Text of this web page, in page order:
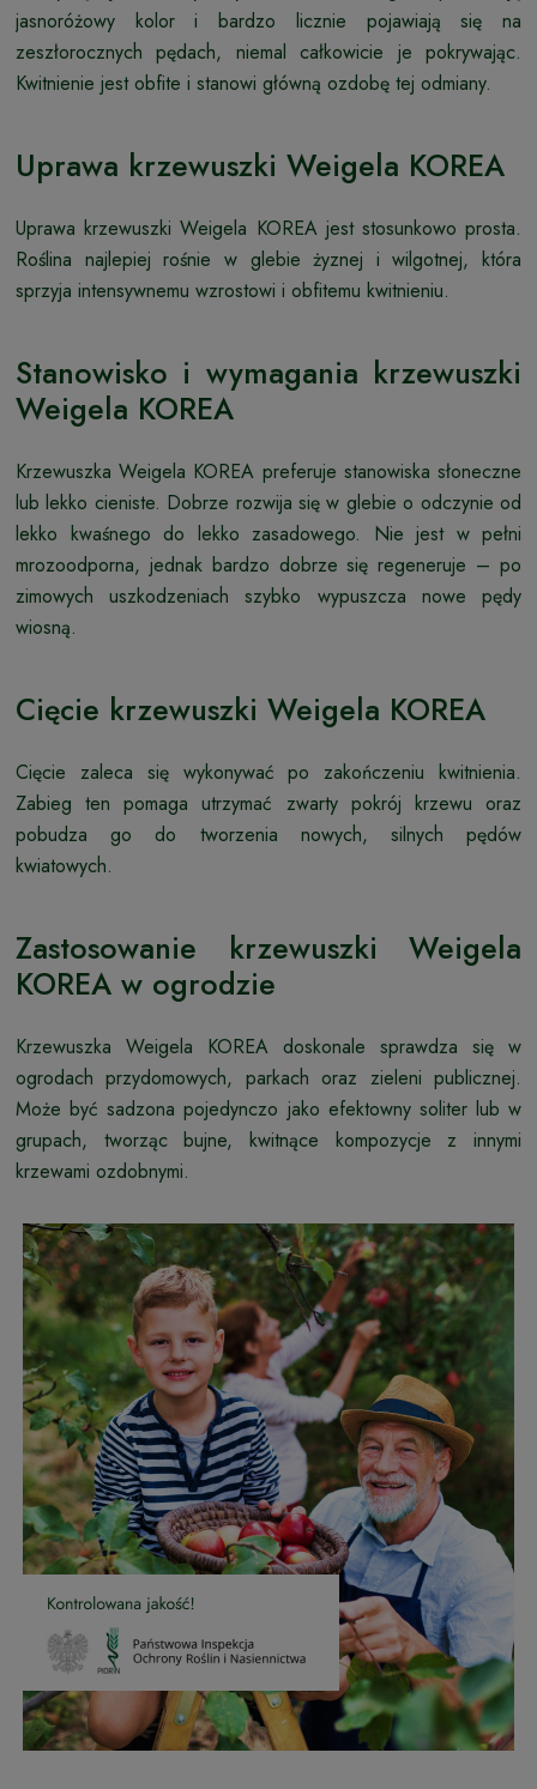
jasnoróżowy kolor i bardzo licznie pojawiają się na
zeszłorocznych pędach, niemal całkowicie je pokrywając.
Kwitnienie jest obfite i stanowi główną ozdobę tej odmiany.
Uprawa krzewuszki Weigela KOREA
Uprawa krzewuszki Weigela KOREA jest stosunkowo prosta.
Roślina najlepiej rośnie w glebie żyznej i wilgotnej, która
sprzyja intensywnemu wzrostowi i obfitemu kwitnieniu.
Stanowisko i wymagania krzewuszki
Weigela KOREA
Krzewuszka Weigela KOREA preferuje stanowiska słoneczne
lub lekko cieniste. Dobrze rozwija się w glebie o odczynie od
lekko kwaśnego do lekko zasadowego. Nie jest w pełni
mrozoodporna, jednak bardzo dobrze się regeneruje – po
zimowych uszkodzeniach szybko wypuszcza nowe pędy
wiosną.
Cięcie krzewuszki Weigela KOREA
Cięcie zaleca się wykonywać po zakończeniu kwitnienia.
Zabieg ten pomaga utrzymać zwarty pokrój krzewu oraz
pobudza go do tworzenia nowych, silnych pędów
kwiatowych.
Zastosowanie krzewuszki Weigela
KOREA w ogrodzie
Krzewuszka Weigela KOREA doskonale sprawdza się w
ogrodach przydomowych, parkach oraz zieleni publicznej.
Może być sadzona pojedynczo jako efektowny soliter lub w
grupach, tworząc bujne, kwitnące kompozycje z innymi
krzewami ozdobnymi.